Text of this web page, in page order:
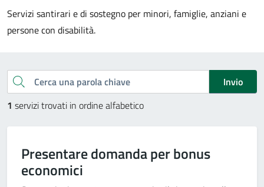
Servizi santirari e di sostegno per minori, famiglie, anziani e
persone con disabilità.
Esplora tutti i servizi
Cerca una parola chiave
Invio
1 servizi trovati in ordine alfabetico
Presentare domanda per bonus
economici